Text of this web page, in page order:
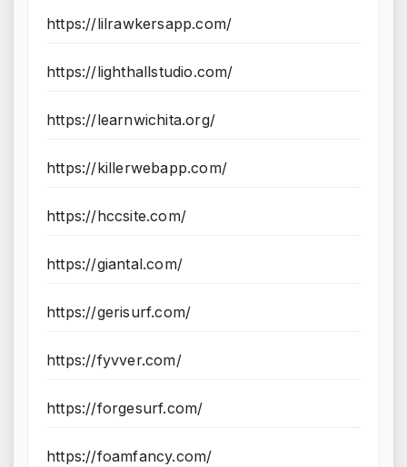
https://lilrawkersapp.com/
https://lighthallstudio.com/
https://learnwichita.org/
https://killerwebapp.com/
https://hccsite.com/
https://giantal.com/
https://gerisurf.com/
https://fyvver.com/
https://forgesurf.com/
https://foamfancy.com/